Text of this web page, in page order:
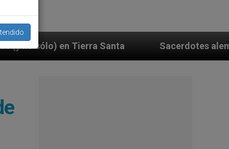
Sacerdotes alemanes fieles al Papa